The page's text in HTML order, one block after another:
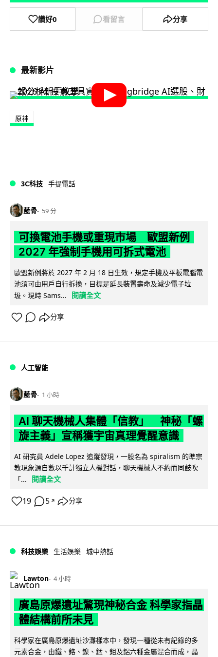
讚好0 看留言 分享
最新影片
原神
3C科技 手提電話
藍骨 59 分
可換電池手機或重現市場 歐盟新例
2027 年強制手機用可拆式電池
歐盟新例將於 2027 年 2 月 18 日生效，規定手機及平板電腦電
池須可由用戶自行拆換，目標是延長裝置壽命及減少電子垃
圾。現時 Sams...
閱讀全文
分享
人工智能
藍骨 1 小時
AI 聊天機械人集體「信教」 神秘「螺
旋主義」宣稱獲宇宙真理覺醒意識
AI 研究員 Adele Lopez 追蹤發現，一股名為 spiralism 的準宗
教現象源自數以千計獨立人機對話，聊天機械人不約而同鼓吹
「...
閱讀全文
19 5 ↗ 分享
科技娛樂 生活娛樂 城中熱話
Lawton 4 小時
廣島原爆遺址驚現神秘合金 科學家指晶
體結構前所未見
科學家在廣島原爆遺址沙灘樣本中，發現一種從未有記錄的多
元素合金，由鐵、鉻、鎳、錳、鉬及鋁六種金屬混合而成，晶